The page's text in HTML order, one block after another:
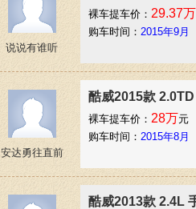
说说有谁听
裸车提车价： 29.37万
购车时间： 2015年9月
安达勇往直前
酷威2015款
裸车提车价： 28万元
购车时间： 2015年8月
酷威2013款 2.4L